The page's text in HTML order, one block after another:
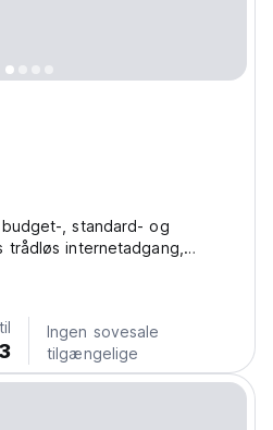
, standard- og
internetadgang,
Bruxelles centrum
Ingen sovesale
tilgængelige